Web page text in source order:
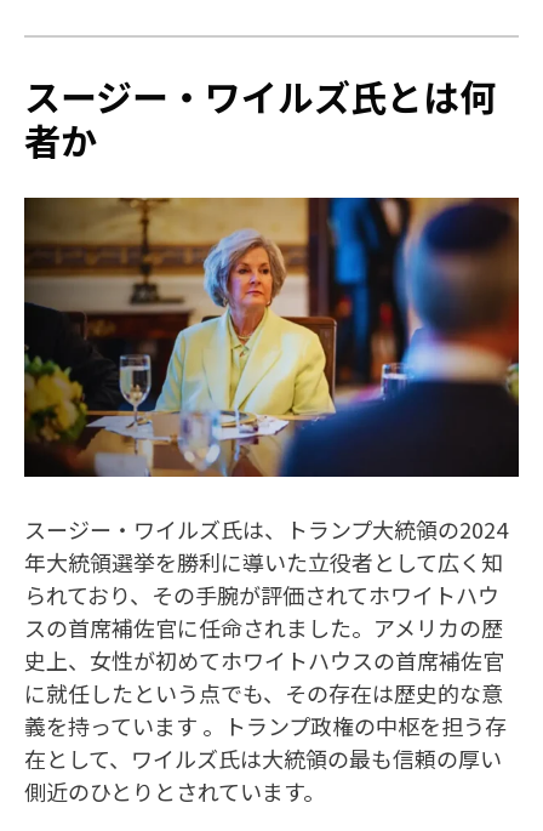
スージー・ワイルズ氏とは何
者か
スージー・ワイルズ氏は、トランプ大統領の2024
年大統領選挙を勝利に導いた立役者として広く知
られており、その手腕が評価されてホワイトハウ
スの首席補佐官に任命されました。アメリカの歴
史上、女性が初めてホワイトハウスの首席補佐官
に就任したという点でも、その存在は歴史的な意
義を持っています 。トランプ政権の中枢を担う存
在として、ワイルズ氏は大統領の最も信頼の厚い
側近のひとりとされています。